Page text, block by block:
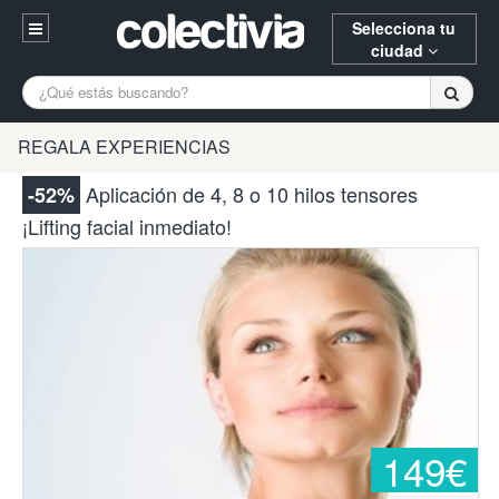
Selecciona tu
ciudad
Entrar
94 652 38 15 (L-V 10:30-15:00)
¿Necesitas ayuda? Escríbenos
A Coruña Alicante
Bilbao Burgos Donostia
Gijón Huesca
Oviedo Palencia
Santander Tarragona
Vitoria Zaragoza
REGALA EXPERIENCIAS
-52% Aplicación de 4, 8 o 10 hilos tensores
¡Lifting facial inmediato!
149€